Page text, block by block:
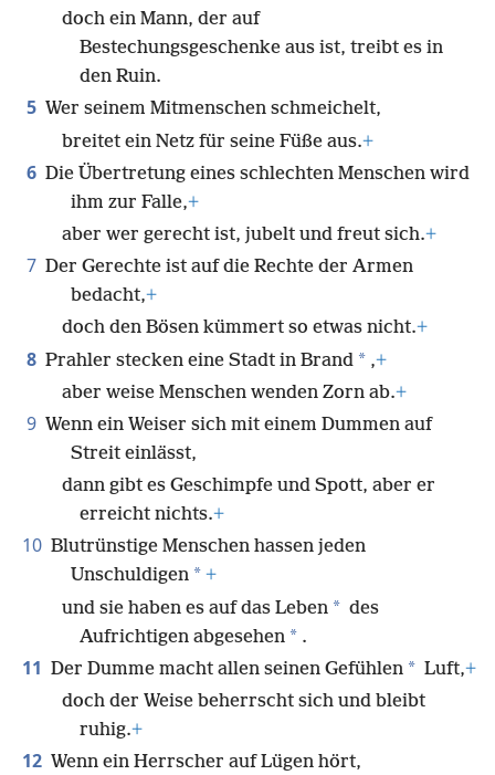
doch ein Mann, der auf
Bestechungsgeschenke aus ist, treibt es in
den Ruin.
5 Wer seinem Mitmenschen schmeichelt,
breitet ein Netz für seine Füße aus.+
6 Die Übertretung eines schlechten Menschen wird
ihm zur Falle,+
aber wer gerecht ist, jubelt und freut sich.+
7 Der Gerechte ist auf die Rechte der Armen
bedacht,+
doch den Bösen kümmert so etwas nicht.+
8 Prahler stecken eine Stadt in Brand * ,+
aber weise Menschen wenden Zorn ab.+
9 Wenn ein Weiser sich mit einem Dummen auf
Streit einlässt,
dann gibt es Geschimpfe und Spott, aber er
erreicht nichts.+
10 Blutrünstige Menschen hassen jeden
Unschuldigen * +
und sie haben es auf das Leben * des
Aufrichtigen abgesehen * .
11 Der Dumme macht allen seinen Gefühlen * Luft,+
doch der Weise beherrscht sich und bleibt
ruhig.+
12 Wenn ein Herrscher auf Lügen hört,